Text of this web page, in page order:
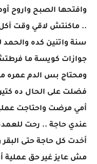
وافتحها الصبح واروح
.. ماكنتش لاقي وقت
سنة واتنين كده والحمد
جوازات كويسة ما
ومحتاج بس الدم عمره
فضلت على الحال ده
أمي مرضت واحتاجت
عندي حاجة .. رحت
أخدت كل حاجة حتى البقر
مش عايز غير حق عملية